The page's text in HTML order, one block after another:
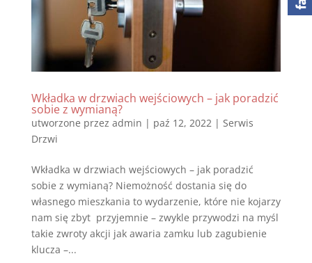
Wkładka w drzwiach wejściowych – jak poradzić
sobie z wymianą?
utworzone przez admin | paź 12, 2022| Serwis
Drzwi
Wkładka w drzwiach wejściowych – jak poradzić
sobie z wymianą? Niemożność dostania się do
własnego mieszkania to wydarzenie, które nie kojarzy
nam się zbyt przyjemnie – zwykle przywodzi na myśl
takie zwroty akcji jak awaria zamku lub zagubienie
klucza –...